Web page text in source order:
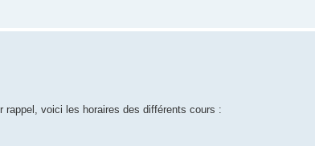
voici les horaires des différents cours :